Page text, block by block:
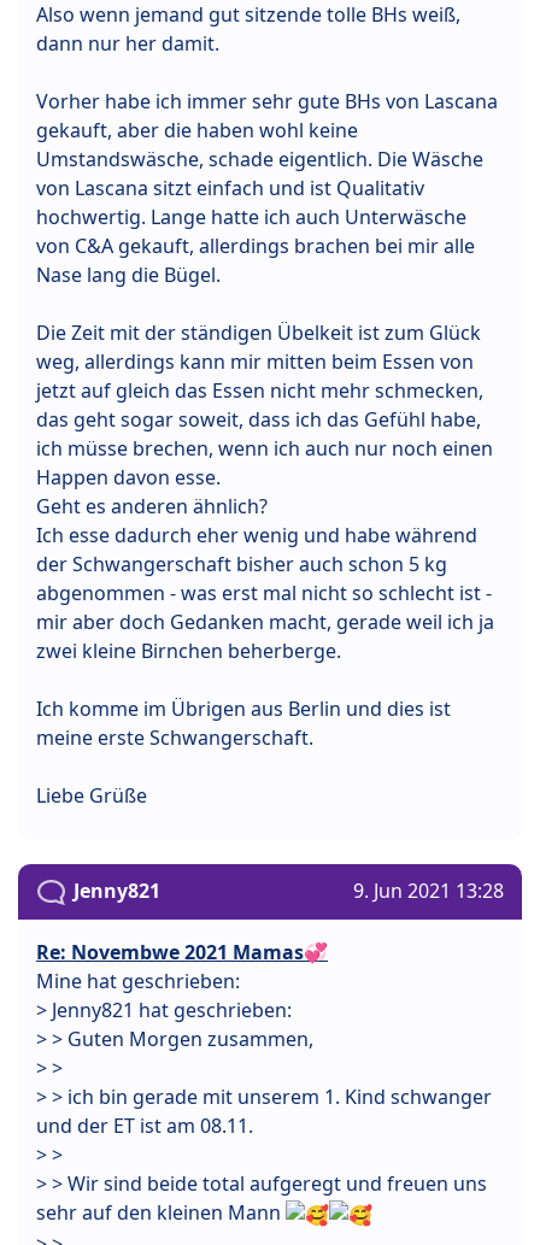
Also wenn jemand gut sitzende tolle BHs weiß,
dann nur her damit.
Vorher habe ich immer sehr gute BHs von Lascana
gekauft, aber die haben wohl keine
Umstandswäsche, schade eigentlich. Die Wäsche
von Lascana sitzt einfach und ist Qualitativ
hochwertig. Lange hatte ich auch Unterwäsche
von C&A gekauft, allerdings brachen bei mir alle
Nase lang die Bügel.
Die Zeit mit der ständigen Übelkeit ist zum Glück
weg, allerdings kann mir mitten beim Essen von
jetzt auf gleich das Essen nicht mehr schmecken,
das geht sogar soweit, dass ich das Gefühl habe,
ich müsse brechen, wenn ich auch nur noch einen
Happen davon esse.
Geht es anderen ähnlich?
Ich esse dadurch eher wenig und habe während
der Schwangerschaft bisher auch schon 5 kg
abgenommen - was erst mal nicht so schlecht ist -
mir aber doch Gedanken macht, gerade weil ich ja
zwei kleine Birnchen beherberge.
Ich komme im Übrigen aus Berlin und dies ist
meine erste Schwangerschaft.
Liebe Grüße
Jenny821 9. Jun 2021 13:28
Re: Novembwe 2021 Mamas💞
Mine hat geschrieben:
> Jenny821 hat geschrieben:
> > Guten Morgen zusammen,
> >
> > ich bin gerade mit unserem 1. Kind schwanger
und der ET ist am 08.11.
> >
> > Wir sind beide total aufgeregt und freuen uns
sehr auf den kleinen Mann